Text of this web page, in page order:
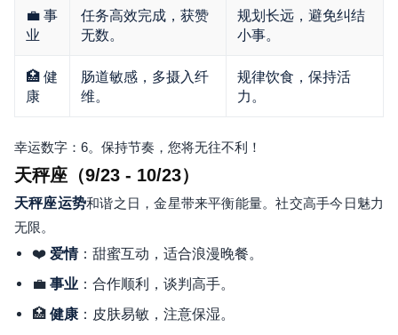
💼 事
业
任务高效完成，获赞
无数。
规划长远，避免纠结
小事。
🏥 健
康
肠道敏感，多摄入纤
维。
规律饮食，保持活
力。
幸运数字：6。保持节奏，您将无往不利！
天秤座（9/23 - 10/23）
天秤座运势和谐之日，金星带来平衡能量。社交高手今日魅力
无限。
❤️ 爱情：甜蜜互动，适合浪漫晚餐。
💼 事业 ：合作顺利，谈判高手。
🏥 健康 ：皮肤易敏，注意保湿。